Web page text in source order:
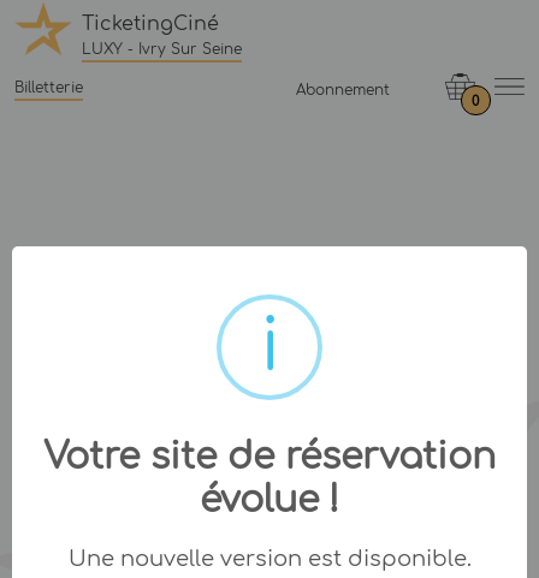
TicketingCiné
LUXY - Ivry Sur Seine
Billetterie Abonnement
0
Votre site de réservation
évolue !
Une nouvelle version est disponible.